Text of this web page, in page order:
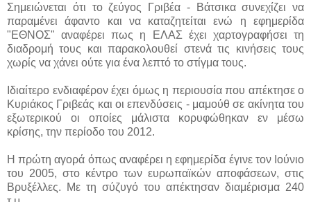
Σημειώνεται ότι το ζεύγος Γριβέα - Βάτσικα συνεχίζει να
παραμένει άφαντο και να καταζητείται ενώ η εφημερίδα
"ΕΘΝΟΣ" αναφέρει πως η ΕΛΑΣ έχει χαρτογραφήσει τη
διαδρομή τους και παρακολουθεί στενά τις κινήσεις τους
χωρίς να χάνει ούτε για ένα λεπτό το στίγμα τους.
Ιδιαίτερο ενδιαφέρον έχει όμως η περιουσία που απέκτησε ο
Κυριάκος Γριβεάς και οι επενδύσεις - μαμούθ σε ακίνητα του
εξωτερικού οι οποίες μάλιστα κορυφώθηκαν εν μέσω
κρίσης, την περίοδο του 2012.
Η πρώτη αγορά όπως αναφέρει η εφημερίδα έγινε τον Ιούνιο
του 2005, στο κέντρο των ευρωπαϊκών αποφάσεων, στις
Βρυξέλλες. Με τη σύζυγό του απέκτησαν διαμέρισμα 240